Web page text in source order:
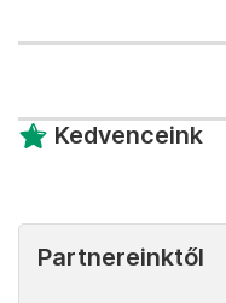
Kedvenceink
Partnereinktől